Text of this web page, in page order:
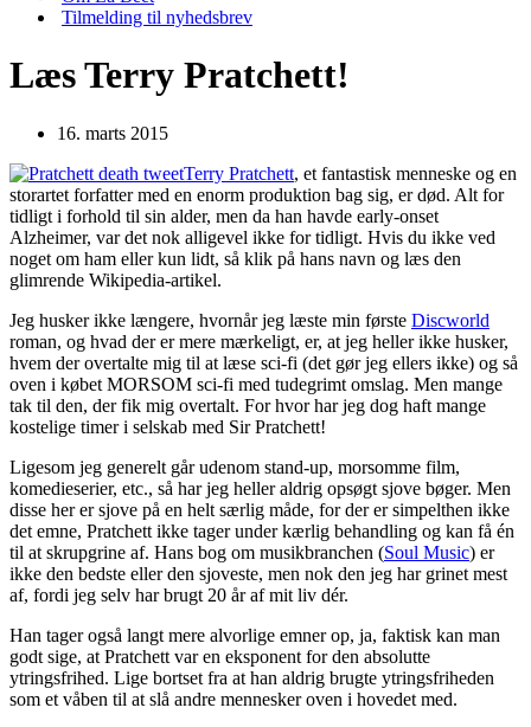
Tilmelding til nyhedsbrev
Læs Terry Pratchett!
16. marts 2015
Terry Pratchett, et fantastisk menneske og en
storartet forfatter med en enorm produktion bag sig, er død. Alt for
tidligt i forhold til sin alder, men da han havde early-onset
Alzheimer, var det nok alligevel ikke for tidligt. Hvis du ikke ved
noget om ham eller kun lidt, så klik på hans navn og læs den
glimrende Wikipedia-artikel.
Jeg husker ikke længere, hvornår jeg læste min første Discworld
roman, og hvad der er mere mærkeligt, er, at jeg heller ikke husker,
hvem der overtalte mig til at læse sci-fi (det gør jeg ellers ikke) og så
oven i købet MORSOM sci-fi med tudegrimt omslag. Men mange
tak til den, der fik mig overtalt. For hvor har jeg dog haft mange
kostelige timer i selskab med Sir Pratchett!
Ligesom jeg generelt går udenom stand-up, morsomme film,
komedieserier, etc., så har jeg heller aldrig opsøgt sjove bøger. Men
disse her er sjove på en helt særlig måde, for der er simpelthen ikke
det emne, Pratchett ikke tager under kærlig behandling og kan få én
til at skrupgrine af. Hans bog om musikbranchen (Soul Music) er
ikke den bedste eller den sjoveste, men nok den jeg har grinet mest
af, fordi jeg selv har brugt 20 år af mit liv dér.
Han tager også langt mere alvorlige emner op, ja, faktisk kan man
godt sige, at Pratchett var en eksponent for den absolutte
ytringsfrihed. Lige bortset fra at han aldrig brugte ytringsfriheden
som et våben til at slå andre mennesker oven i hovedet med.